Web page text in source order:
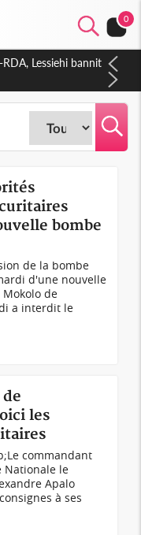
0
contre les
bombe
de la bombe
d'une nouvelle
de
a interdit le
les
commandant
Nationale le
Apalo
à ses